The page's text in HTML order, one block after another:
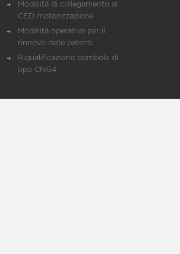
Modalità di collegamento al
CED motorizzazione
Modalità operative per il
rinnovo delle patenti
Riqualificazione bombole di
tipo CNG4